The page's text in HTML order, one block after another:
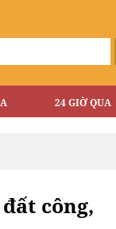
24 GIỜ QUA
công,